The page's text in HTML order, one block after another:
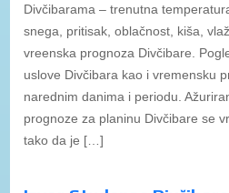
Divčibarama – trenutna
snega, pritisak, oblačnost, kiša,
vreenska prognoza Divčibare.
uslove Divčibara kao i vremensku
narednim danima i periodu.
prognoze za planinu Divčibare se
tako da je […]